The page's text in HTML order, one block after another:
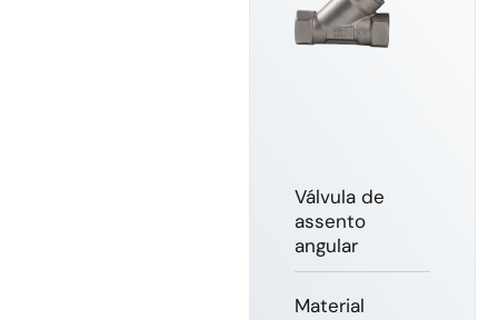
Válvula de
assento
angular
Material